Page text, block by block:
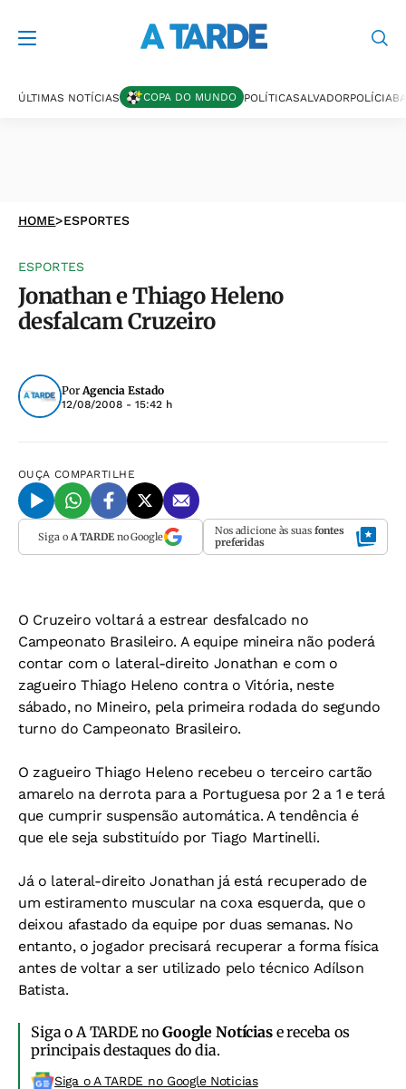
ÚLTIMAS NOTÍCIAS COPA DO MUNDO POLÍTICASALVADORPOLÍCIA
HOME>ESPORTES
ESPORTES
Jonathan e Thiago Heleno
desfalcam Cruzeiro
PorAgencia Estado
12/08/2008 - 15:42 h
OUÇA COMPARTILHE
Siga o A TARDEno Google Nos adicione às suas fontes
preferidas
O Cruzeiro voltará a estrear desfalcado no
Campeonato Brasileiro. A equipe mineira não poderá
contar com o lateral-direito Jonathan e com o
zagueiro Thiago Heleno contra o Vitória, neste
sábado, no Mineiro, pela primeira rodada do segundo
turno do Campeonato Brasileiro.
O zagueiro Thiago Heleno recebeu o terceiro cartão
amarelo na derrota para a Portuguesa por 2 a 1 e terá
que cumprir suspensão automática. A tendência é
que ele seja substituído por Tiago Martinelli.
Já o lateral-direito Jonathan já está recuperado de
um estiramento muscular na coxa esquerda, que o
deixou afastado da equipe por duas semanas. No
entanto, o jogador precisará recuperar a forma física
antes de voltar a ser utilizado pelo técnico Adílson
Batista.
Siga o A TARDE noGoogle Notíciase receba os
principais destaques do dia.
Siga o A TARDE no Google Noticias